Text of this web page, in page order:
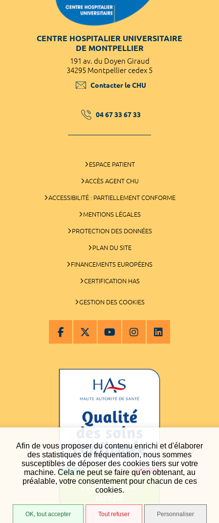
Afin de vous proposer du contenu enrichi et d'élaborer
des statistiques de fréquentation, nous sommes
susceptibles de déposer des cookies tiers sur votre
machine. Cela ne peut se faire qu'en obtenant, au
préalable, votre consentement pour chacun de ces
cookies.
OK, tout accepter Tout refuser Personnaliser
CENTRE HOSPITALIER UNIVERSITAIRE
DE MONTPELLIER
191 av. du Doyen Giraud
34295 Montpellier cedex 5
Contacter le CHU
04 67 33 67 33
ESPACE PATIENT
ACCÈS AGENT CHU
ACCESSIBILITÉ : PARTIELLEMENT CONFORME
MENTIONS LÉGALES
PROTECTION DES DONNÉES
PLAN DU SITE
FINANCEMENTS EUROPÉENS
CERTIFICATION HAS
GESTION DES COOKIES